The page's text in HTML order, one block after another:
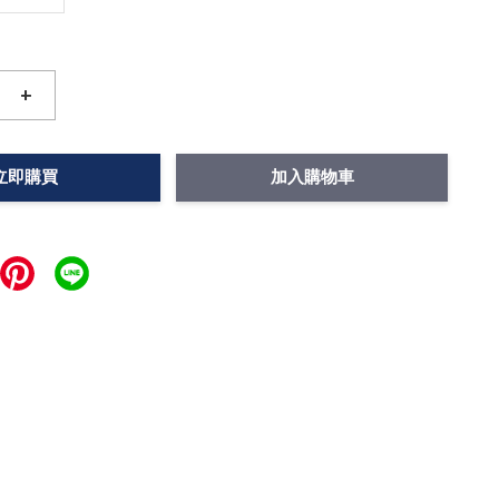
+
即購買 加入購物車